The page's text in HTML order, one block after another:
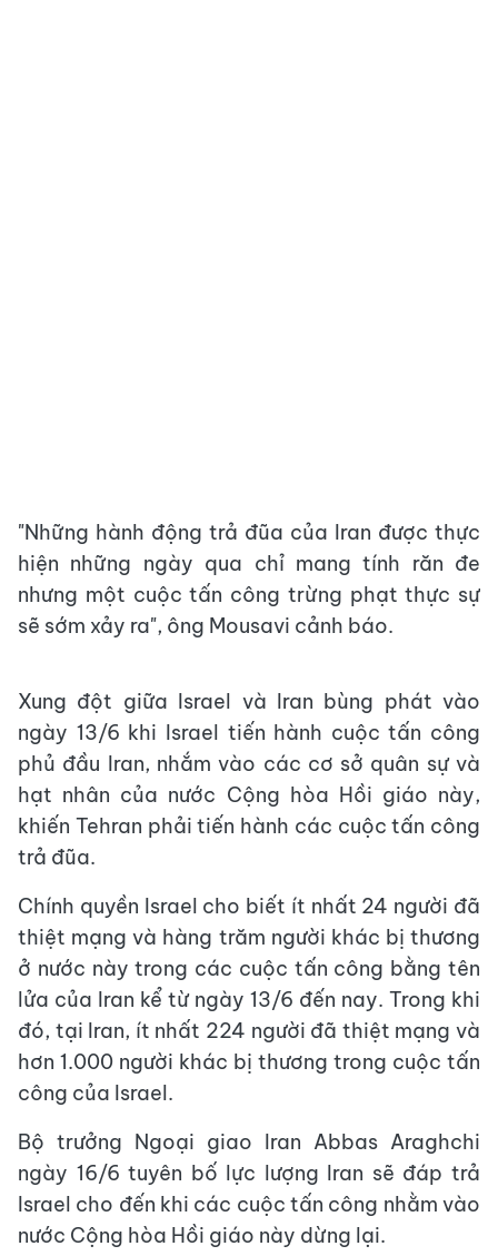
"Những hành động trả đũa của Iran được thực
hiện những ngày qua chỉ mang tính răn đe
nhưng một cuộc tấn công trừng phạt thực sự
sẽ sớm xảy ra", ông Mousavi cảnh báo.
Xung đột giữa Israel và Iran bùng phát vào
ngày 13/6 khi Israel tiến hành cuộc tấn công
phủ đầu Iran, nhắm vào các cơ sở quân sự và
hạt nhân của nước Cộng hòa Hồi giáo này,
khiến Tehran phải tiến hành các cuộc tấn công
trả đũa.
Chính quyền Israel cho biết ít nhất 24 người đã
thiệt mạng và hàng trăm người khác bị thương
ở nước này trong các cuộc tấn công bằng tên
lửa của Iran kể từ ngày 13/6 đến nay. Trong khi
đó, tại Iran, ít nhất 224 người đã thiệt mạng và
hơn 1.000 người khác bị thương trong cuộc tấn
công của Israel.
Bộ trưởng Ngoại giao Iran Abbas Araghchi
ngày 16/6 tuyên bố lực lượng Iran sẽ đáp trả
Israel cho đến khi các cuộc tấn công nhằm vào
nước Cộng hòa Hồi giáo này dừng lại.